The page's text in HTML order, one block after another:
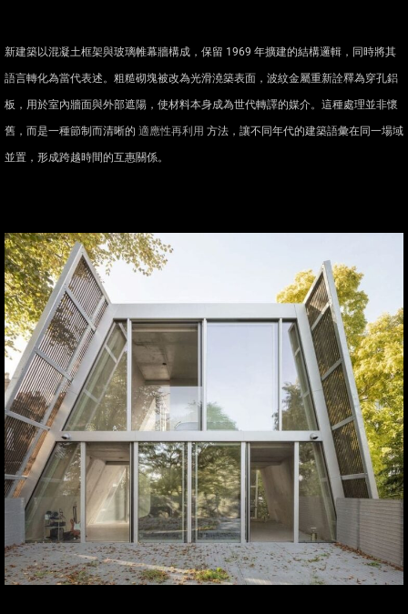
新建築以混凝土框架與玻璃帷幕牆構成，保留 1969 年擴建的結構邏輯，同時將其
語言轉化為當代表述。粗糙砌塊被改為光滑澆築表面，波紋金屬重新詮釋為穿孔鋁
板，用於室內牆面與外部遮陽，使材料本身成為世代轉譯的媒介。這種處理並非懷
舊，而是一種節制而清晰的 適應性再利用 方法，讓不同年代的建築語彙在同一場域
並置，形成跨越時間的互惠關係。